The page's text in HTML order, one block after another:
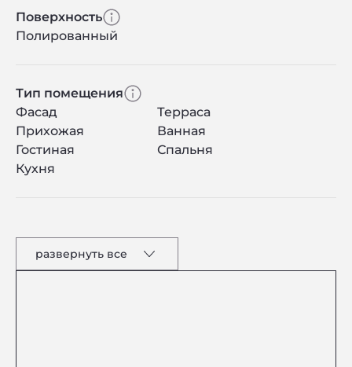
Поверхность
Полированный
Тип помещения
Фасад
Терраса
Прихожая
Ванная
Гостиная
Спальня
Кухня
развернуть все